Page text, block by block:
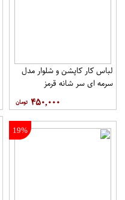
لباس کار کاپشن و شلوار مدل
سرمه ای سر شانه قرمز
۴۵۰,۰۰۰
19%